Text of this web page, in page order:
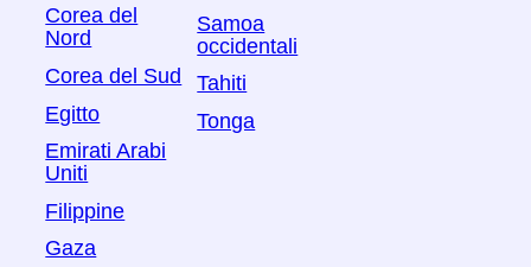
Corea del
Nord
Corea del Sud
Egitto
Emirati Arabi
Uniti
Filippine
Gaza
Samoa
occidentali
Tahiti
Tonga